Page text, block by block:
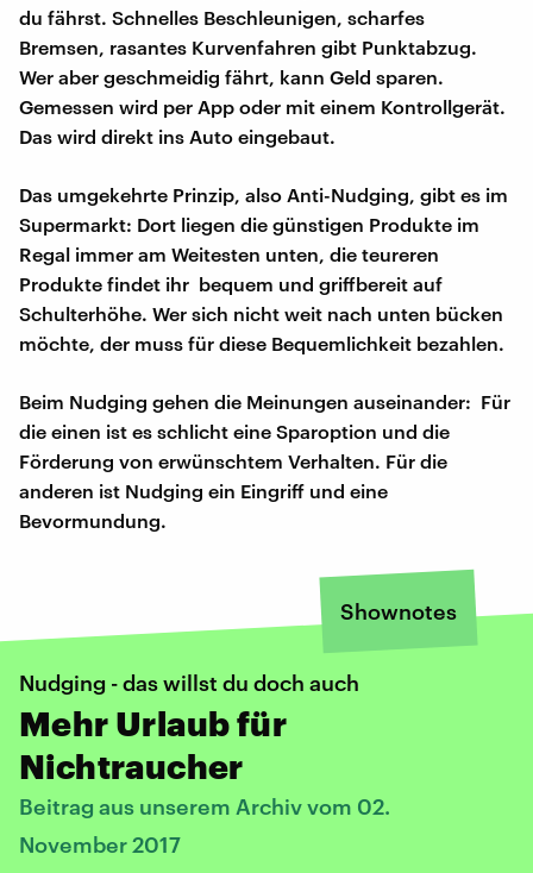
du fährst. Schnelles Beschleunigen, scharfes
Bremsen, rasantes Kurvenfahren gibt Punktabzug.
Wer aber geschmeidig fährt, kann Geld sparen.
Gemessen wird per App oder mit einem Kontrollgerät.
Das wird direkt ins Auto eingebaut.
Das umgekehrte Prinzip, also Anti-Nudging, gibt es im
Supermarkt: Dort liegen die günstigen Produkte im
Regal immer am Weitesten unten, die teureren
Produkte findet ihr bequem und griffbereit auf
Schulterhöhe. Wer sich nicht weit nach unten bücken
möchte, der muss für diese Bequemlichkeit bezahlen.
Beim Nudging gehen die Meinungen auseinander: Für
die einen ist es schlicht eine Sparoption und die
Förderung von erwünschtem Verhalten. Für die
anderen ist Nudging ein Eingriff und eine
Bevormundung.
Shownotes
Nudging - das willst du doch auch
Mehr Urlaub für
Nichtraucher
Beitrag aus unserem Archiv vom 02.
November 2017